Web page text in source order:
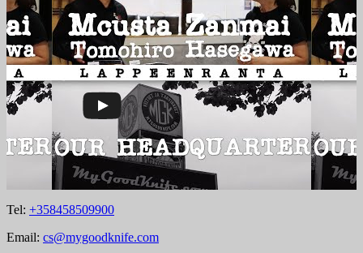
Tel: +358458509900
Email: cs@mygoodknife.com